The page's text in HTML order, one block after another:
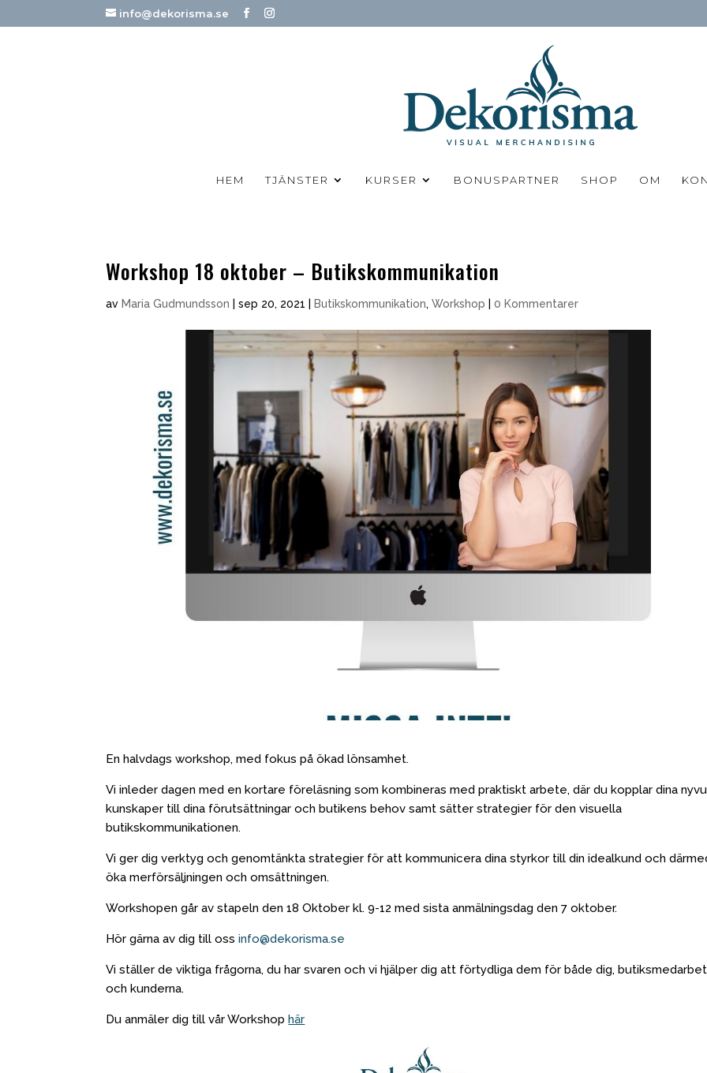
info@dekorisma.se
HEM TJÄNSTER KURSER BONUSPARTNER SHOP OM
Workshop 18 oktober – Butikskommunikation
av Maria Gudmundsson |sep 20, 2021 Butikskommunikation,Workshop |0 Kommentarer
En halvdags workshop, med fokus på ökad lönsamhet.
Vi inleder dagen med en kortare föreläsning som kombineras med praktiskt arbete, där du kopplar dina
kunskaper till dina förutsättningar och butikens behov samt sätter strategier för den visuella
butikskommunikationen.
Vi ger dig verktyg och genomtänkta strategier för att kommunicera dina styrkor till din idealkund och
öka merförsäljningen och omsättningen.
Workshopen går av stapeln den 18 Oktober kl. 9-12 med sista anmälningsdag den 7 oktober.
Hör gärna av dig till ossinfo@dekorisma.se
Vi ställer de viktiga frågorna, du har svaren och vi hjälper dig att förtydliga dem för både dig,
och kunderna.
Du anmäler dig till vår Workshophär